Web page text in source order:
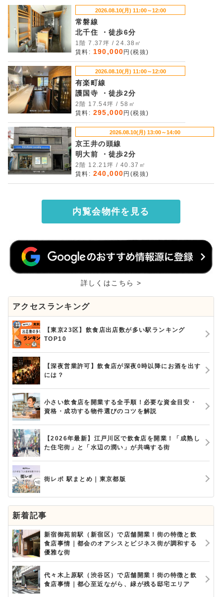
2026.08.10(月) 11:00～12:00
常磐線
北千住 ・徒歩6分
1階 7.37坪 / 24.38㎡
賃料: 190,000 円(税抜)
2026.08.10(月) 11:00～12:00
有楽町線
護国寺 ・徒歩2分
2階 17.54坪 / 58㎡
賃料: 295,000 円(税抜)
2026.08.10(月) 13:00～14:00
京王井の頭線
明大前 ・徒歩2分
2階 12.21坪 / 40.37㎡
賃料: 240,000 円(税抜)
内覧会物件を見る
詳しくはこちら >
アクセスランキング
【東京23区】飲食店出店数が多い駅ランキング
TOP10
【深夜営業許可】飲食店が深夜0時以降にお酒を出す
には？
小さい飲食店を開業する全手順！必要な資金目安・
資格・成功する物件選びのコツを解説
【2026年最新】江戸川区で飲食店を開業！「成熟し
た住宅街」と「水辺の潤い」が共鳴する街
街レポ 駅まとめ｜東京都版
新着記事
新宿御苑前駅（新宿区）で店舗開業！街の特徴と飲
食店事情｜都会のオアシスとビジネス街が調和する
優雅な街
代々木上原駅（渋谷区）で店舗開業！街の特徴と飲
食店事情｜都心至近ながら、緑が残る邸宅エリア